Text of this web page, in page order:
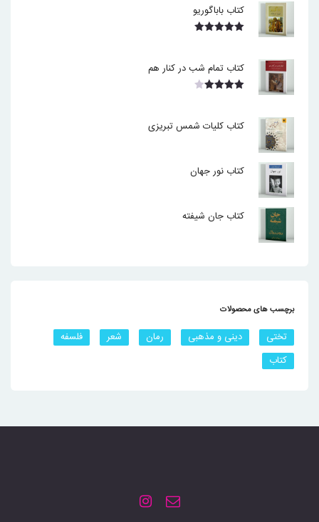
کتاب باباگوریو
کتاب تمام شب در کنار هم
کتاب کلیات شمس تبریزی
کتاب نور جهان
کتاب جان شیفته
برچسب های محصولات
تختی دینی و مذهبی رمان شعر
فلسفه
کتاب